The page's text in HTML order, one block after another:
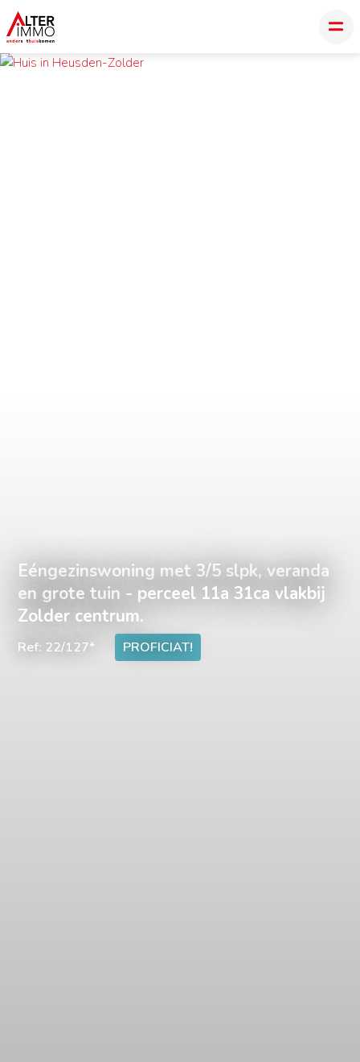
Eéngezinswoning met 3/5 slpk, veranda
en grote tuin - perceel 11a 31ca vlakbij
Zolder centrum.
Ref: 22/127* PROFICIAT!